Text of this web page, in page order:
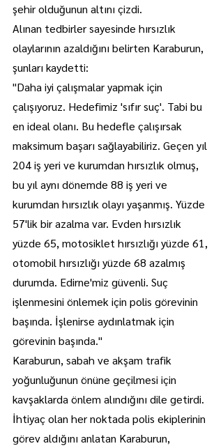
şehir olduğunun altını çizdi.
Alınan tedbirler sayesinde hırsızlık
olaylarının azaldığını belirten Karaburun,
şunları kaydetti:
"Daha iyi çalışmalar yapmak için
çalışıyoruz. Hedefimiz 'sıfır suç'. Tabi bu
en ideal olanı. Bu hedefle çalışırsak
maksimum başarı sağlayabiliriz. Geçen yıl
204 iş yeri ve kurumdan hırsızlık olmuş,
bu yıl aynı dönemde 88 iş yeri ve
kurumdan hırsızlık olayı yaşanmış. Yüzde
57'lik bir azalma var. Evden hırsızlık
yüzde 65, motosiklet hırsızlığı yüzde 61,
otomobil hırsızlığı yüzde 68 azalmış
durumda. Edirne'miz güvenli. Suç
işlenmesini önlemek için polis görevinin
başında. İşlenirse aydınlatmak için
görevinin başında."
Karaburun, sabah ve akşam trafik
yoğunluğunun önüne geçilmesi için
kavşaklarda önlem alındığını dile getirdi.
İhtiyaç olan her noktada polis ekiplerinin
görev aldığını anlatan Karaburun,